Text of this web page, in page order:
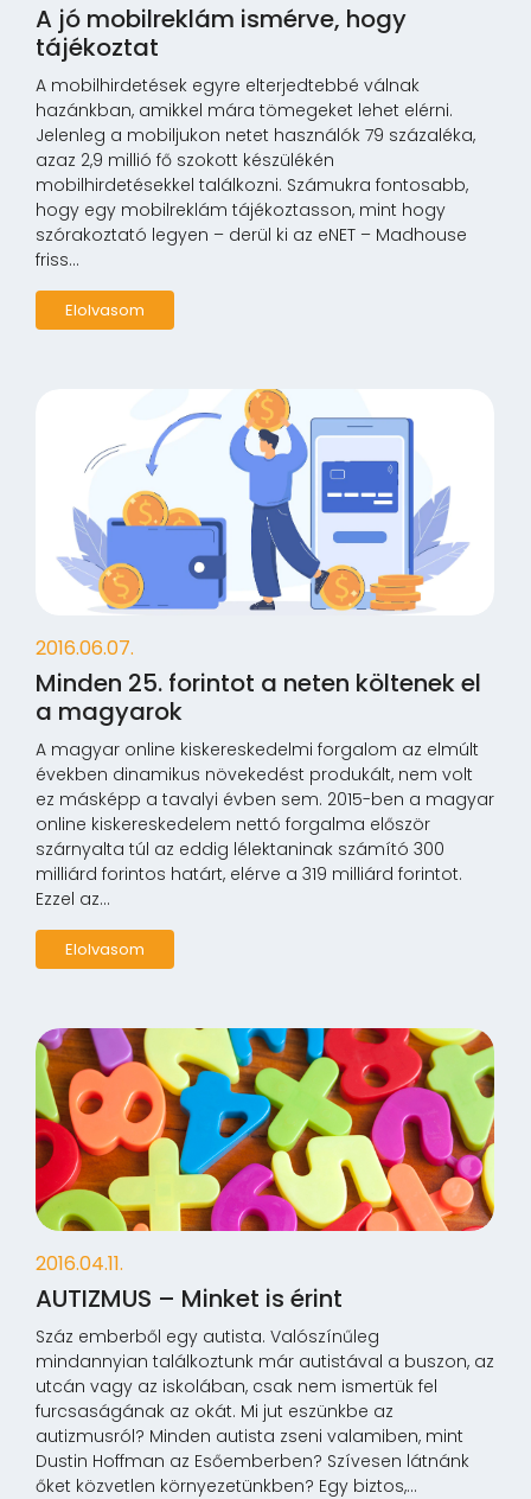
A jó mobilreklám ismérve, hogy
tájékoztat
A mobilhirdetések egyre elterjedtebbé válnak
hazánkban, amikkel mára tömegeket lehet elérni.
Jelenleg a mobiljukon netet használók 79 százaléka,
azaz 2,9 millió fő szokott készülékén
mobilhirdetésekkel találkozni. Számukra fontosabb,
hogy egy mobilreklám tájékoztasson, mint hogy
szórakoztató legyen – derül ki az eNET – Madhouse
friss...
Elolvasom
2016.06.07.
Minden 25. forintot a neten költenek el
a magyarok
A magyar online kiskereskedelmi forgalom az elmúlt
években dinamikus növekedést produkált, nem volt
ez másképp a tavalyi évben sem. 2015-ben a magyar
online kiskereskedelem nettó forgalma először
szárnyalta túl az eddig lélektaninak számító 300
milliárd forintos határt, elérve a 319 milliárd forintot.
Ezzel az...
Elolvasom
2016.04.11.
AUTIZMUS – Minket is érint
Száz emberből egy autista. Valószínűleg
mindannyian találkoztunk már autistával a buszon, az
utcán vagy az iskolában, csak nem ismertük fel
furcsaságának az okát. Mi jut eszünkbe az
autizmusról? Minden autista zseni valamiben, mint
Dustin Hoffman az Esőemberben? Szívesen látnánk
őket közvetlen környezetünkben? Egy biztos,...